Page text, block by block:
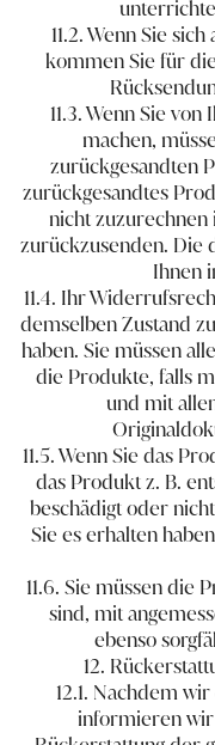
11.2. Wenn Sie
kommen Sie für
11.3. Wenn Sie
machen,
zurückgesandten
zurückgesandtes
nicht zuzurechnen
zurückzusenden. Die
Ihnen
11.4. Ihr
demselben Zustand
haben. Sie müssen
die Produkte, falls
und mit
11.5. Wenn Sie das
das Produkt z. B.
beschädigt oder
Sie es erhalten
11.6. Sie müssen die
sind, mit
ebenso
12.
12.1. Nachdem
informieren